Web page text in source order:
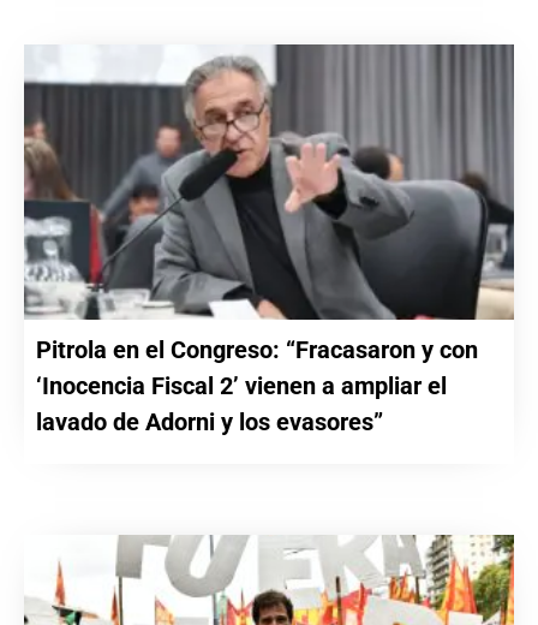
Pitrola en el Congreso: “Fracasaron y con
‘Inocencia Fiscal 2’ vienen a ampliar el
lavado de Adorni y los evasores”